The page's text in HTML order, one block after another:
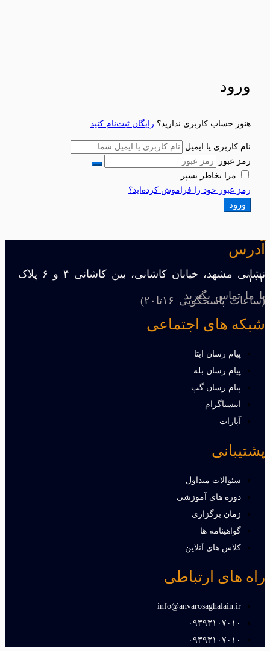
ورود
هنوز حساب کاربری ندارید؟ رایگان ثبت‌نام کنید
نام کاربری یا ایمیل
رمز عبور
مرا بخاطر بسپر
رمز عبور خود را فراموش کرده‌اید؟
ورود
آدرس
نشانی مشهد، خیابان کاشانی، بین کاشانی ۴ و ۶ پلاک
۱۰۲
با ما تماس بگیرید
(ساعات پاسخگویی ۱۶تا۲۰)
شبکه های اجتماعی
پیام رسان ایتا
پیام رسان بله
پیام رسان گپ
اینستاگرام
آپارات
پشتیبانی
سئوالات متداول
دوره های آموزشی
زمان برگزاری
گواهینامه ها
کلاس های آنلاین
راه های ارتباطی
info@anvarosaghalain.ir​
۰۹۳۹۳۱۰۷۰۱۰​
۰۹۳۹۳۱۰۷۰۱۰​